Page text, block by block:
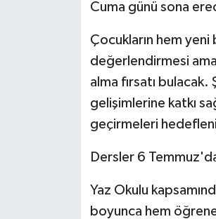
Cuma günü sona
Çocukların hem
değerlendirmesi
alma fırsatı bulacak.
gelişimlerine katkı
geçirmeleri
Dersler 6
Yaz Okulu
boyunca hem